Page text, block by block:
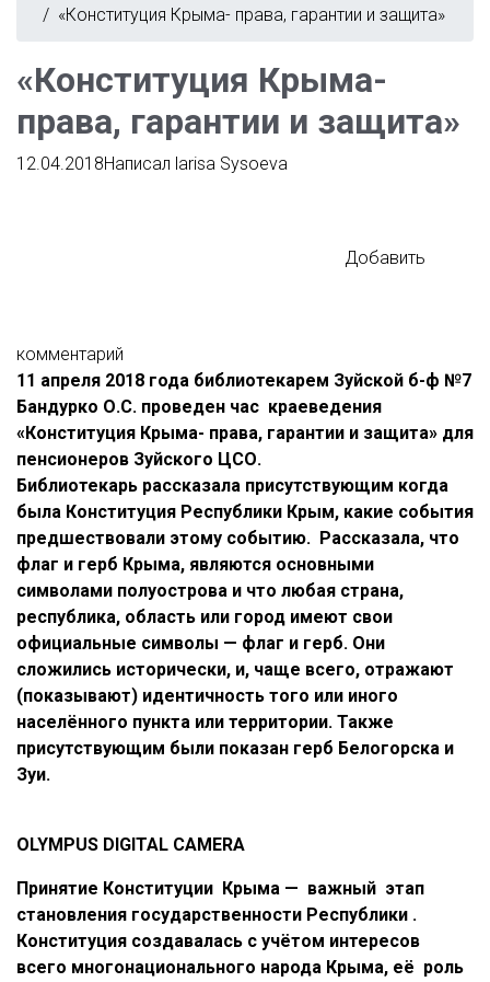
«Конституция Крыма- права, гарантии и защита»
«Конституция Крыма-
права, гарантии и защита»
12.04.2018Написал larisa Sysoeva
Добавить
комментарий
11 апреля 2018 года библиотекарем Зуйской б-ф №7
Бандурко О.С. проведен час краеведения
«Конституция Крыма- права, гарантии и защита» для
пенсионеров Зуйского ЦСО.
Библиотекарь рассказала присутствующим когда
была Конституция Республики Крым, какие события
предшествовали этому событию. Рассказала, что
флаг и герб Крыма, являются основными
символами полуострова и что любая страна,
республика, область или город имеют свои
официальные символы — флаг и герб. Они
сложились исторически, и, чаще всего, отражают
(показывают) идентичность того или иного
населённого пункта или территории. Также
присутствующим были показан герб Белогорска и
Зуи.
OLYMPUS DIGITAL CAMERA
Принятие Конституции Крыма — важный этап
становления государственности Республики .
Конституция создавалась с учётом интересов
всего многонационального народа Крыма, её роль